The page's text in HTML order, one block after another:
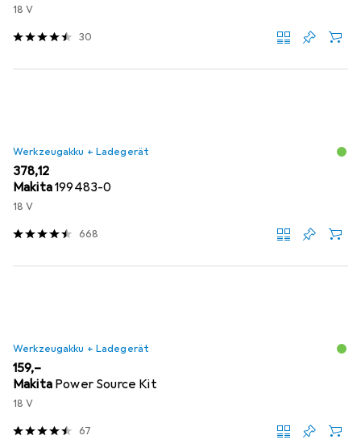
18 V
30
Werkzeugakku + Ladegerät
EUR
378,12
Makita199483-0
18 V
668
Werkzeugakku + Ladegerät
EUR
159,–
Makita Power Source Kit
18 V
67